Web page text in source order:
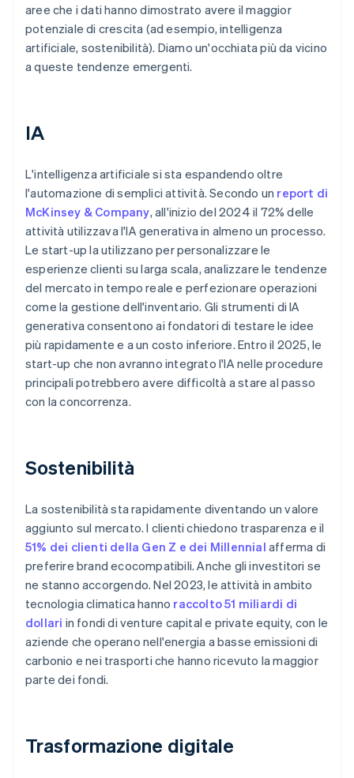
aree che i dati hanno dimostrato avere il maggior
potenziale di crescita (ad esempio, intelligenza
artificiale, sostenibilità). Diamo un'occhiata più da vicino
a queste tendenze emergenti.
IA
L'intelligenza artificiale si sta espandendo oltre
l'automazione di semplici attività. Secondo un report di
McKinsey & Company, all'inizio del 2024 il 72% delle
attività utilizzava l'IA generativa in almeno un processo.
Le start-up la utilizzano per personalizzare le
esperienze clienti su larga scala, analizzare le tendenze
del mercato in tempo reale e perfezionare operazioni
come la gestione dell'inventario. Gli strumenti di IA
generativa consentono ai fondatori di testare le idee
più rapidamente e a un costo inferiore. Entro il 2025, le
start-up che non avranno integrato l'IA nelle procedure
principali potrebbero avere difficoltà a stare al passo
con la concorrenza.
Sostenibilità
La sostenibilità sta rapidamente diventando un valore
aggiunto sul mercato. I clienti chiedono trasparenza e il
51% dei clienti della Gen Z e dei Millennial afferma di
preferire brand ecocompatibili. Anche gli investitori se
ne stanno accorgendo. Nel 2023, le attività in ambito
tecnologia climatica hanno raccolto 51 miliardi di
dollari in fondi di venture capital e private equity, con le
aziende che operano nell'energia a basse emissioni di
carbonio e nei trasporti che hanno ricevuto la maggior
parte dei fondi.
Trasformazione digitale